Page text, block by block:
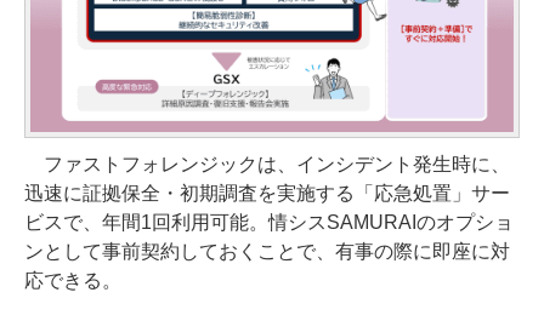
ファストフォレンジックは、インシデント発生時に、
迅速に証拠保全・初期調査を実施する「応急処置」サー
ビスで、年間1回利用可能。情シスSAMURAIのオプショ
ンとして事前契約しておくことで、有事の際に即座に対
応できる。